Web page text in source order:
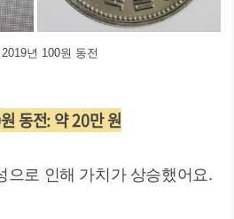
년 100원 동전
동전: 약 20만 원
으로 인해 가치가 상승했어요.